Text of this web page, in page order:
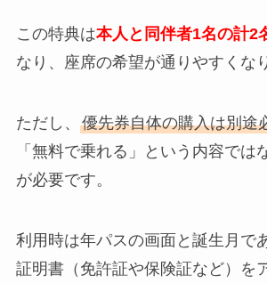
この特典は本人と同伴者1名の計2
なり、座席の希望が通りやすくな
ただし、 優先券自体の購入は別途
「無料で乗れる」という内容では
が必要です。
利用時は年パスの画面と誕生月で
証明書（免許証や保険証など）を